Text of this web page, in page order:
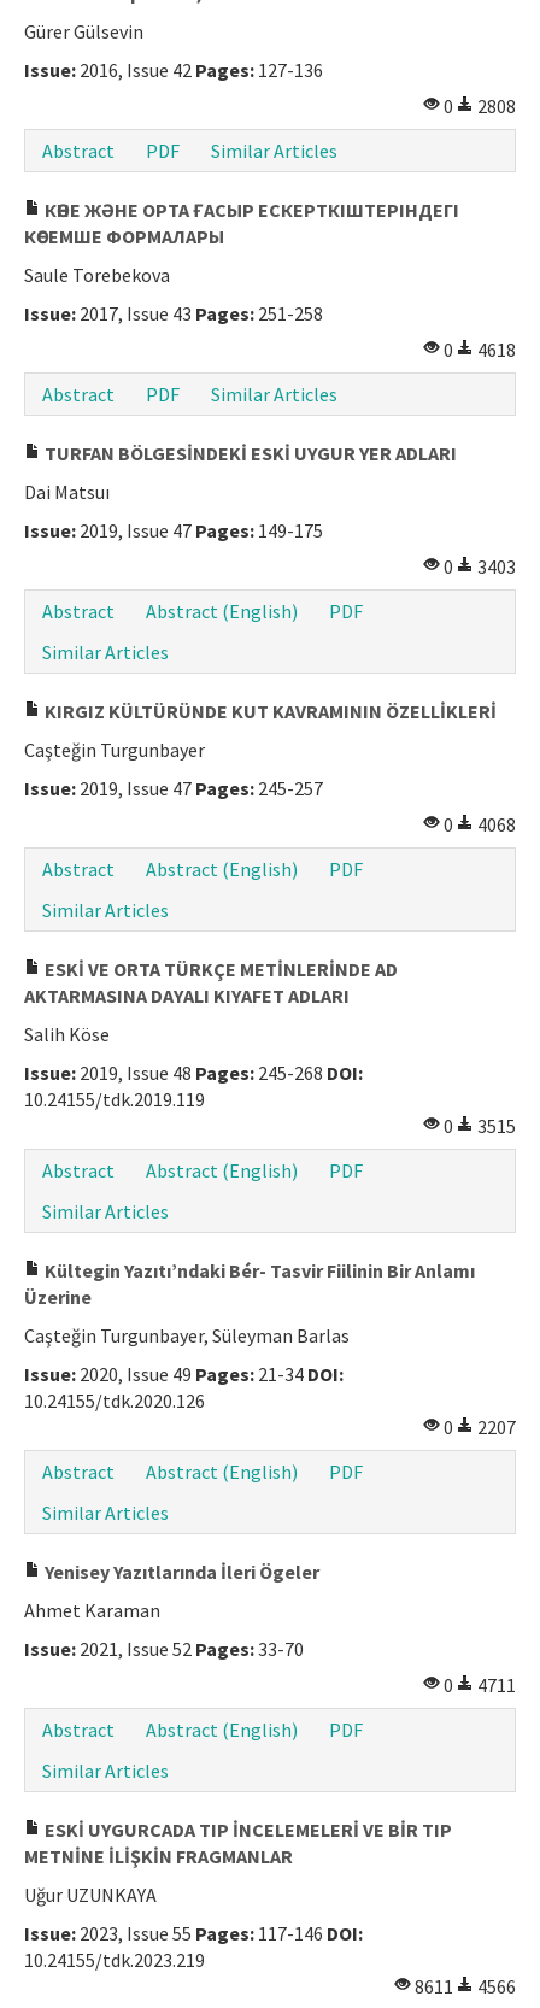
Gürer Gülsevin
Issue: 2016, Issue 42 Pages: 127-136
0
2808
Abstract
PDF Similar Articles
КӨНЕ ЖӘНЕ ОРТА ҒАСЫР ЕСКЕРТКІШТЕРІНДЕГІ
КӨСЕМШЕ ФОРМАЛАРЫ
Saule Torebekova
Issue: 2017, Issue 43 Pages: 251-258
0
4618
Abstract
PDF Similar Articles
TURFAN BÖLGESİNDEKİ ESKİ UYGUR YER ADLARI
Dai Matsuı
Issue: 2019, Issue 47 Pages: 149-175
0
3403
Abstract
Abstract (English)
PDF
Similar Articles
KIRGIZ KÜLTÜRÜNDE KUT KAVRAMININ ÖZELLİKLERİ
Caşteğin Turgunbayer
Issue: 2019, Issue 47 Pages: 245-257
0
4068
Abstract
Abstract (English)
PDF
Similar Articles
ESKİ VE ORTA TÜRKÇE METİNLERİNDE AD
AKTARMASINA DAYALI KIYAFET ADLARI
Salih Köse
Issue: 2019, Issue 48 Pages: 245-268 DOI:
10.24155/tdk.2019.119
0
3515
Abstract
Abstract (English)
PDF
Similar Articles
Kültegin Yazıtı’ndaki Bér- Tasvir Fiilinin Bir Anlamı
Üzerine
Caşteğin Turgunbayer, Süleyman Barlas
Issue: 2020, Issue 49 Pages: 21-34 DOI:
10.24155/tdk.2020.126
0
2207
Abstract
Abstract (English)
PDF
Similar Articles
Yenisey Yazıtlarında İleri Ögeler
Ahmet Karaman
Issue: 2021, Issue 52 Pages:33-70
0
4711
Abstract
Abstract (English)
PDF
Similar Articles
ESKİ UYGURCADA TIP İNCELEMELERİ VE BİR TIP
METNİNE İLİŞKİN FRAGMANLAR
Uğur UZUNKAYA
Issue: 2023, Issue 55 Pages: 117-146 DOI:
10.24155/tdk.2023.219
8611
4566